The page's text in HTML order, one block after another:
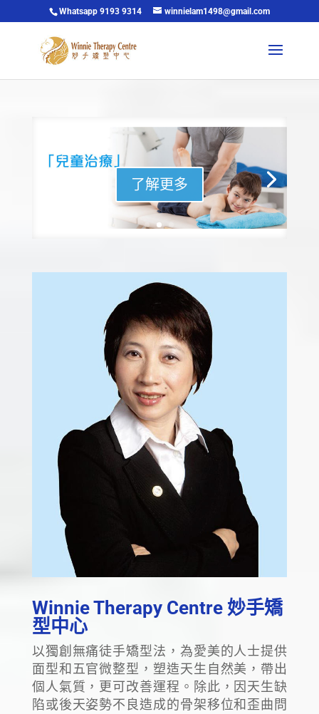
Whatsapp 9193 9314 winnielam1498@gmail.com
了解更多
Winnie Therapy Centre 妙手矯
型中心
以獨創無痛徒手矯型法，為愛美的人士提供
面型和五官微整型，塑造天生自然美，帶出
個人氣質，更可改善運程。除此，因天生缺
陷或後天姿勢不良造成的骨架移位和歪曲問